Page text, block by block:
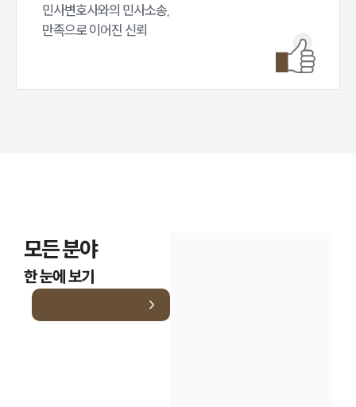
민사변호사와의 민사소송,
만족으로 이어진 신뢰
모든 분야
한 눈에 보기